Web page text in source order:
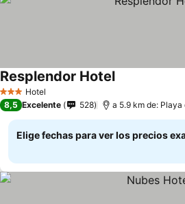
3 Estrellas
Hotel
Resplendor Hotel
8,5 Excelente 528 a 5.9 km de: Playa
Elige fechas para ver los precios